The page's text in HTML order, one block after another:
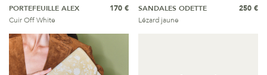
PORTEFEUILLE ALEX
Cuir Off White
170 €
SANDALES ODETTE
Lézard jaune
250 €